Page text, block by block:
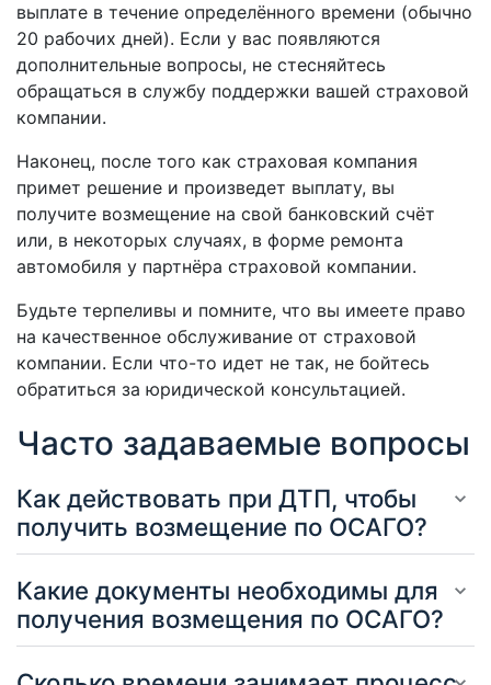
выплате в течение определённого времени (обычно
20 рабочих дней). Если у вас появляются
дополнительные вопросы, не стесняйтесь
обращаться в службу поддержки вашей страховой
компании.
Наконец, после того как страховая компания
примет решение и произведет выплату, вы
получите возмещение на свой банковский счёт
или, в некоторых случаях, в форме ремонта
автомобиля у партнёра страховой компании.
Будьте терпеливы и помните, что вы имеете право
на качественное обслуживание от страховой
компании. Если что-то идет не так, не бойтесь
обратиться за юридической консультацией.
Часто задаваемые вопросы
Как действовать при ДТП, чтобы
получить возмещение по ОСАГО?
Какие документы необходимы для
получения возмещения по ОСАГО?